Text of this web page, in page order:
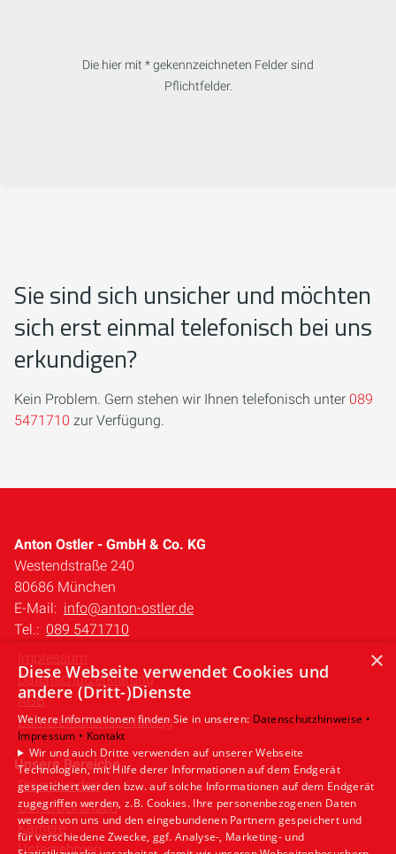
Die hier mit * gekennzeichneten Felder sind
Pflichtfelder.
Sie sind sich unsicher und möchten
sich erst einmal telefonisch bei uns
erkundigen?
Kein Problem. Gern stehen wir Ihnen telefonisch unter 089
5471710 zur Verfügung.
Anton Ostler - GmbH & Co. KG
Westendstraße 240
80686 München
E-Mail: info@anton-ostler.de
Tel.: 089 5471710
Impressum
Datenschutzerklärung
AGB
Barrierefreiheitserklärung
Unsere Bereiche
Privatkunden
Gewerbekunden
Karriere
Unternehmen
×
Diese Webseite verwendet Cookies und
andere (Dritt-)Dienste
Weitere Informationen finden Sie in unseren: Datenschutzhinweise •
Impressum • Kontakt
Wir und auch Dritte verwenden auf unserer Webseite
Technologien, mit Hilfe derer Informationen auf dem Endgerät
gespeichert werden bzw. auf solche Informationen auf dem Endgerät
zugegriffen werden, z.B. Cookies. Ihre personenbezogenen Daten
werden von uns und den eingebundenen Partnern gespeichert und
für verschiedene Zwecke, ggf. Analyse-, Marketing- und